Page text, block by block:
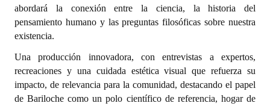
Antiguos Pobladores
Registros y Distinciones
Datos Históricos
abordará la conexión entre la ciencia, la historia del
pensamiento humano y las preguntas filosóficas sobre nuestra
existencia.
Una producción innovadora, con entrevistas a expertos,
recreaciones y una cuidada estética visual que refuerza su
impacto, de relevancia para la comunidad, destacando el papel
de Bariloche como un polo científico de referencia, hogar de